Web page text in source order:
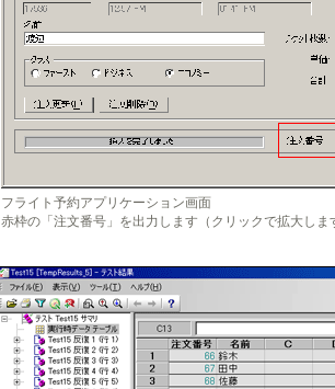
フライト予約アプリケーション画面
赤枠の「注文番号」を出力します（クリックで拡大しま